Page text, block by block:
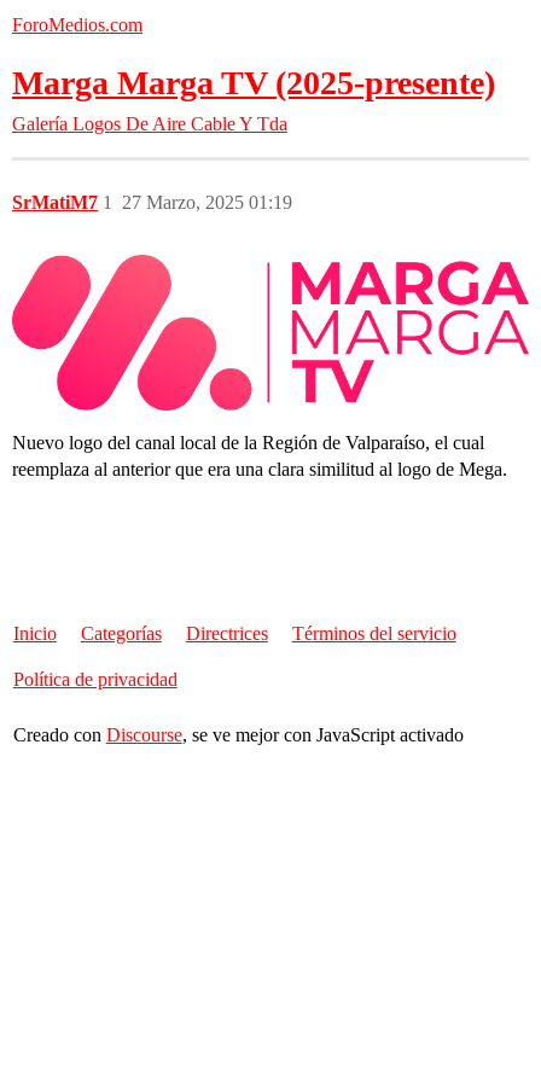
ForoMedios.com
Marga Marga TV (2025-presente)
Galería Logos De Aire Cable Y Tda
SrMatiM7 27 Marzo, 2025 01:19
1
Nuevo logo del canal local de la Región de Valparaíso, el cual
reemplaza al anterior que era una clara similitud al logo de Mega.
Inicio Categorías Directrices Términos del servicio
Política de privacidad
Creado con Discourse, se ve mejor con JavaScript activado